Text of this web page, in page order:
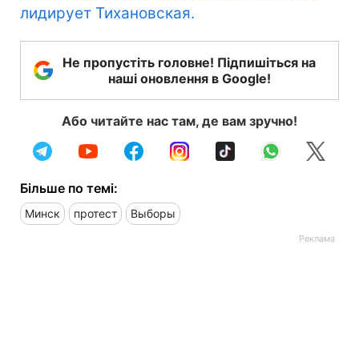
лидирует Тихановская.
Не пропустіть головне! Підпишіться на
наші оновлення в Google!
Або читайте нас там, де вам зручно!
Більше по темі:
Минск протест Выборы